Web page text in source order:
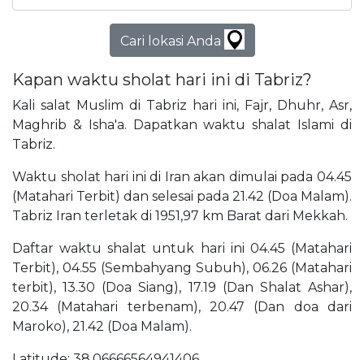
Cari lokasi Anda
Kapan waktu sholat hari ini di Tabriz?
Kali salat Muslim di Tabriz hari ini, Fajr, Dhuhr, Asr,
Maghrib & Isha'a. Dapatkan waktu shalat Islami di
Tabriz.
Waktu sholat hari ini di Iran akan dimulai pada 04.45
(Matahari Terbit) dan selesai pada 21.42 (Doa Malam).
Tabriz Iran terletak di 1951,97 km Barat dari Mekkah.
Daftar waktu shalat untuk hari ini 04.45 (Matahari
Terbit), 04.55 (Sembahyang Subuh), 06.26 (Matahari
terbit), 13.30 (Doa Siang), 17.19 (Dan Shalat Ashar),
20.34 (Matahari terbenam), 20.47 (Dan doa dari
Maroko), 21.42 (Doa Malam).